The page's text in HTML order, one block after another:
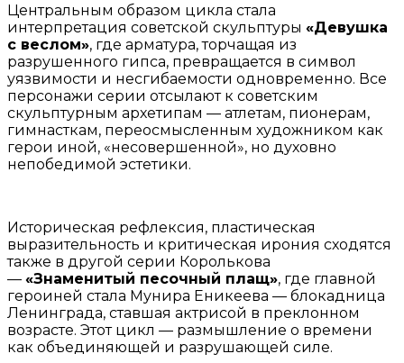
Центральным образом цикла стала
интерпретация советской скульптуры «Девушка
с веслом», где арматура, торчащая из
разрушенного гипса, превращается в символ
уязвимости и несгибаемости одновременно. Все
персонажи серии отсылают к советским
скульптурным архетипам — атлетам, пионерам,
гимнасткам, переосмысленным художником как
герои иной, «несовершенной», но духовно
непобедимой эстетики.
Историческая рефлексия, пластическая
выразительность и критическая ирония сходятся
также в другой серии Королькова
— «Знаменитый песочный плащ», где главной
героиней стала Мунира Еникеева — блокадница
Ленинграда, ставшая актрисой в преклонном
возрасте. Этот цикл — размышление о времени
как объединяющей и разрушающей силе.